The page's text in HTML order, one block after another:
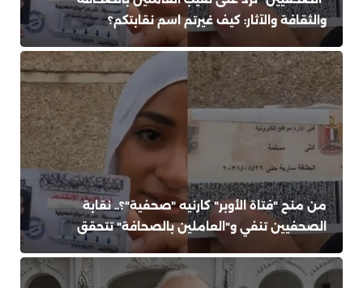
والثقافة والآثار: كيف غيرتم اسم نقابتكم؟
من منح "فتاة الأوبر" كارنيه "صحفية"؟.. نقابة
الصحفيين تنفي و"العاملين بالصحافة" تتحقق